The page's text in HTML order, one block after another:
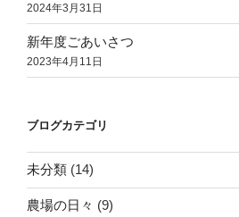
2024年3月31日
新年度ごあいさつ
2023年4月11日
ブログカテゴリ
未分類 (14)
農場の日々 (9)